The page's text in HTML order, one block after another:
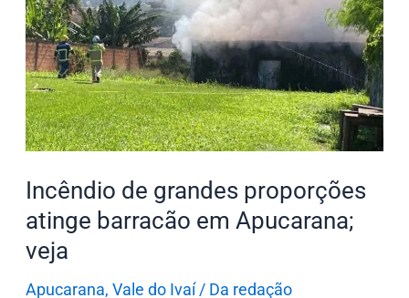
Incêndio de grandes proporções
atinge barracão em Apucarana;
veja
Apucarana, Vale do Ivaí/ Da redação
grandes
proporções
atinge
barracão
em
Apucarana;